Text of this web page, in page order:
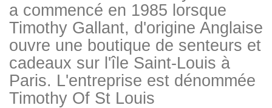
a commencé en 1985 lorsque
Timothy Gallant, d'origine Anglaise
ouvre une boutique de senteurs et
cadeaux sur l'île Saint-Louis à
Paris. L'entreprise est dénommée
Timothy Of St Louis